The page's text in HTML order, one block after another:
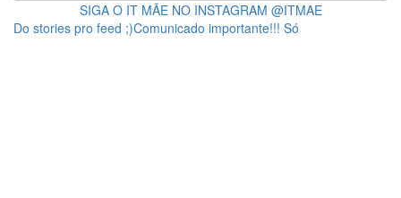
SIGA O IT MÃE NO INSTAGRAM @ITMAE
Do stories pro feed ;)Comunicado importante!!! Só